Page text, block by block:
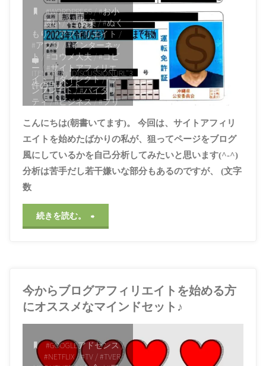
せ
る、
収
益
を
開
る、
と
し
け”を
#WORDPRESS/#お小
遣い/#ご褒美/#ぬく
もり/#アフィリエイト /
#アプリ /#インターネッ
ト /#コウメ大夫/#コピ
ー / #サイトアフィリエ
イト/#ダイレクト/#テ
ンプレート/#バイタリ
ティ/#ビジネス/#フリ
ブログアフィリエイト/
#プライバシー/#プロセ
スエコノミー/#プロ奢
#プロ奢ラレヤー/#ホー
ムページ/#ホームペー
ワードプレス
偽り/#公開/#出川哲朗
/#分析/#医者 /#参考
収益/#嘘/#広告/#情報
#自己満足
#苦肉の
策/#西野カナ/#西野亮
廣/ #辞書/#過程
ITEMPROP="DISCUSSIONURL"3
件のコメント
こんにちは(朝書いてます)。 今回は、サイトアフィリ
エイトを始めたばかりの私が、狙ってページをブログ
風にしているかを自己分析してみたいと思います(^-^)
分析は苦手だし若干嫌いな部分もあるのですが、 (文字
数
続きを読む。 "な
ー
を
今からブログアフィリエイトを始める方
にオススメなマインドセット♪
#GOOGLEアドセンス/
#NETFLIX/#TV/#TVER